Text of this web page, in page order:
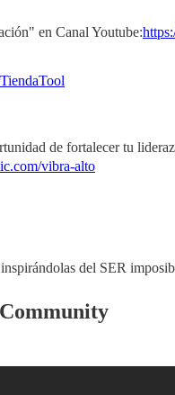
en Canal Youtube:
de fortalecer tu
vibra-alto
del SER